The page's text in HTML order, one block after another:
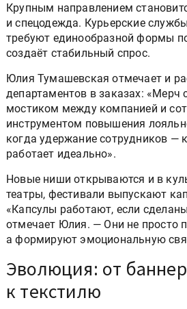
Крупным направлением
и спецодежда. Курьерские
требуют единообразной формы
создаёт стабильный спрос.
Юлия Тумашевская отмечает и
департаментов в заказах: «Мерч
мостиком между компанией и
инструментом повышения
когда удержание сотрудников —
работает идеально».
Новые ниши открываются и в
театры, фестивали выпускают
«Капсулы работают, если
отмечает Юлия. — Они не просто
а формируют эмоциональную
Эволюция: от
к текстилю